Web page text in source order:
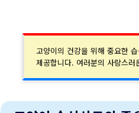
고양이의 건강을 위해 중요한
제공합니다. 여러분의 사랑스